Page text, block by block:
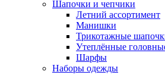
Шапочки и чепчики
Летний ассортимент
Манишки
Трикотажные
Утеплённые
Шарфы
Наборы одежды